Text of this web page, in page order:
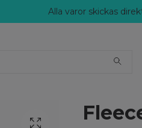
Alla varor skickas